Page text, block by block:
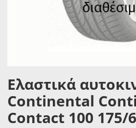
Ελαστικά
Continental
Contact 100 175/